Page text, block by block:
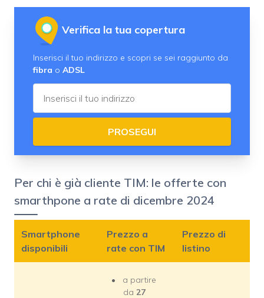
Verifica la tua copertura
Inserisci il tuo indirizzo e scopri se sei raggiunto da
fibra o ADSL
PROSEGUI
Per chi è già cliente TIM: le offerte con
smarthpone a rate di dicembre 2024
Smartphone
disponibili
Prezzo a
rate con TIM
Prezzo di
listino
a partire
da 27